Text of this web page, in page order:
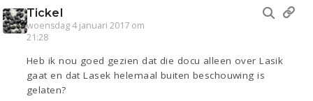
Tickel
woensdag 4 januari 2017 om
21:28
Heb ik nou goed gezien dat die docu alleen over Lasik
gaat en dat Lasek helemaal buiten beschouwing is
gelaten?